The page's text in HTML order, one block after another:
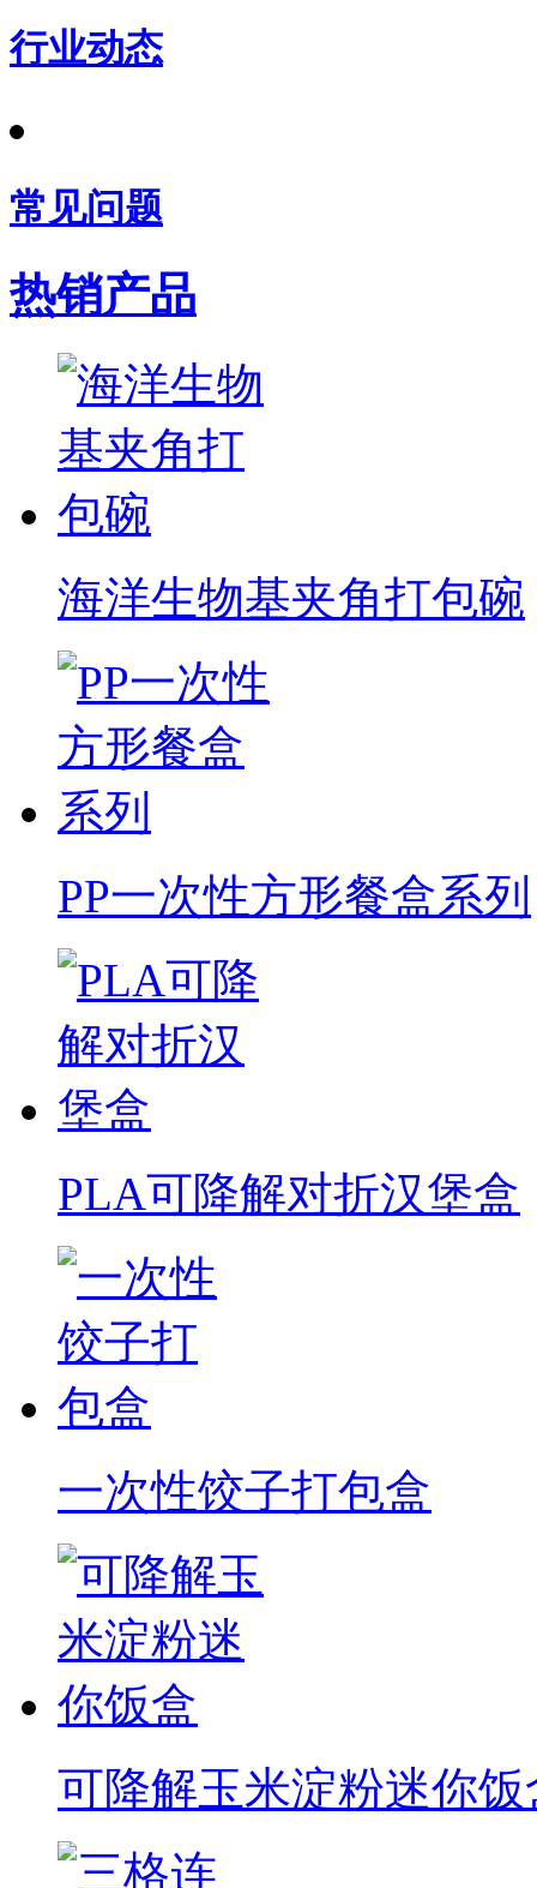
行业动态
常见问题
热销产品
海洋生物基夹角打包碗
PP一次性方形餐盒系列
PLA可降解对折汉堡盒
一次性饺子打包盒
可降解玉米淀粉迷你饭